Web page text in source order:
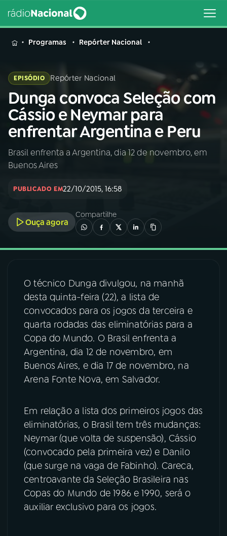
MENU
Buscar
na
Rádio
Nacional
Buscar
AO VIVO
INÍCIO
A RÁDIO
03PROGRAMAÇÃO
04PROGRAMAS
PODCASTS
06VIDEOCASTS
08 FESTIVAL DE MÚSICA
ACOMPANHE A RÁDIO NACIONAL
YouTube Facebook
Instagram
Programas Repórter Nacional
EPISÓDIO Repórter Nacional
Dunga convoca Seleção com
Cássio e Neymar para
enfrentar Argentina e Peru
Brasil enfrenta a Argentina, dia 12 de novembro, em
Buenos Aires
PUBLICADO EM22/10/2015, 16:58
Ouça agora
Compartilhe
O técnico Dunga divulgou, na manhã
desta quinta-feira (22), a lista de
convocados para os jogos da terceira e
quarta rodadas das eliminatórias para a
Copa do Mundo. O Brasil enfrenta a
Argentina, dia 12 de novembro, em
Buenos Aires, e dia 17 de novembro, na
Arena Fonte Nova, em Salvador.
Em relação a lista dos primeiros jogos das
eliminatórias, o Brasil tem três mudanças:
Neymar (que volta de suspensão), Cássio
(convocado pela primeira vez) e Danilo
(que surge na vaga de Fabinho). Careca,
centroavante da Seleção Brasileira nas
Copas do Mundo de 1986 e 1990, será o
auxiliar exclusivo para os jogos.